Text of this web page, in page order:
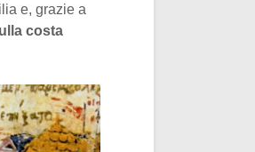
e, grazie a
costa